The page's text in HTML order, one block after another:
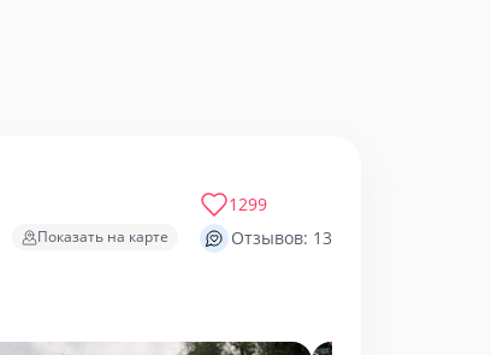
Показать на карте
1299
Отзывов: 13